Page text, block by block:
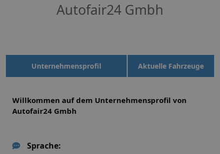
Autofair24 Gmbh
Unternehmensprofil Aktuelle Fahrzeuge
Willkommen auf dem Unternehmensprofil von
Autofair24 Gmbh
Sprache: